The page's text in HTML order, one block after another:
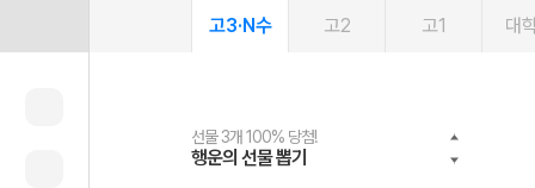
고3·N수 고2 고1 대
선물 3개 100% 당첨!
행운의 선물 뽑기
선물 100% 증정!
메가스터디 X 올리브
여름방학 스터디 캐시백
메가런 썸머스쿨
2027 러셀 단과
강사 공개선발
스마트러닝앱
설문 EVENT
메가패스
3일 무료 체험권
메가패스 수강생 무료혜택!
메가클럽 멤버십
사회공헌 캠페인
희망이룸 메가나눔